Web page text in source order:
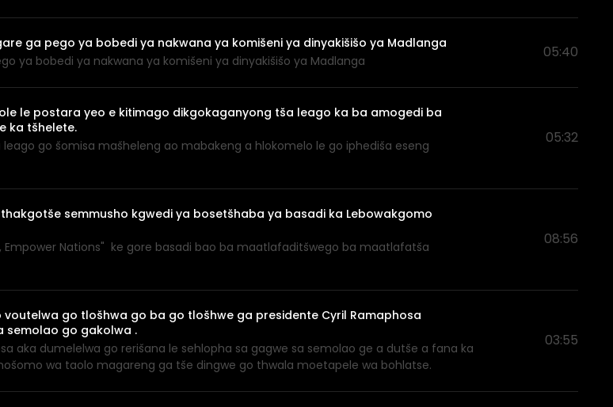
ga pego ya bobedi ya nakwana ya komišeni ya dinyakišišo ya Madlanga
ya bobedi ya nakwana ya komišeni ya dinyakišišo ya Madlanga
05:40
le postara yeo e kitimago dikgokaganyong tša leago ka ba amogedi ba
ka tšhelete.
go šomisa mašheleng ao mabakeng a hlokomelo le go iphediša eseng
05:32
semmusho kgwedi ya bosetšhaba ya basadi ka Lebowakgomo
Empower Nations" ke gore basadi bao ba maatlafaditšwego ba maatlafatša
08:56
go tlošhwa go ba go tlošhwe ga presidente Cyril Ramaphosa
semolao go gakolwa .
aka dumelelwa go rerišana le sehlopha sa gagwe sa semolao ge a dutše a fana ka
wa taolo magareng ga tše dingwe go thwala moetapele wa bohlatse.
03:55